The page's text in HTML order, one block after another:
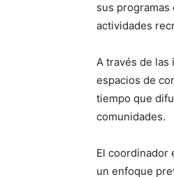
sus
actividades
A través de las
espacios de
tiempo que
comunidades.
El coordinador
un enfoque